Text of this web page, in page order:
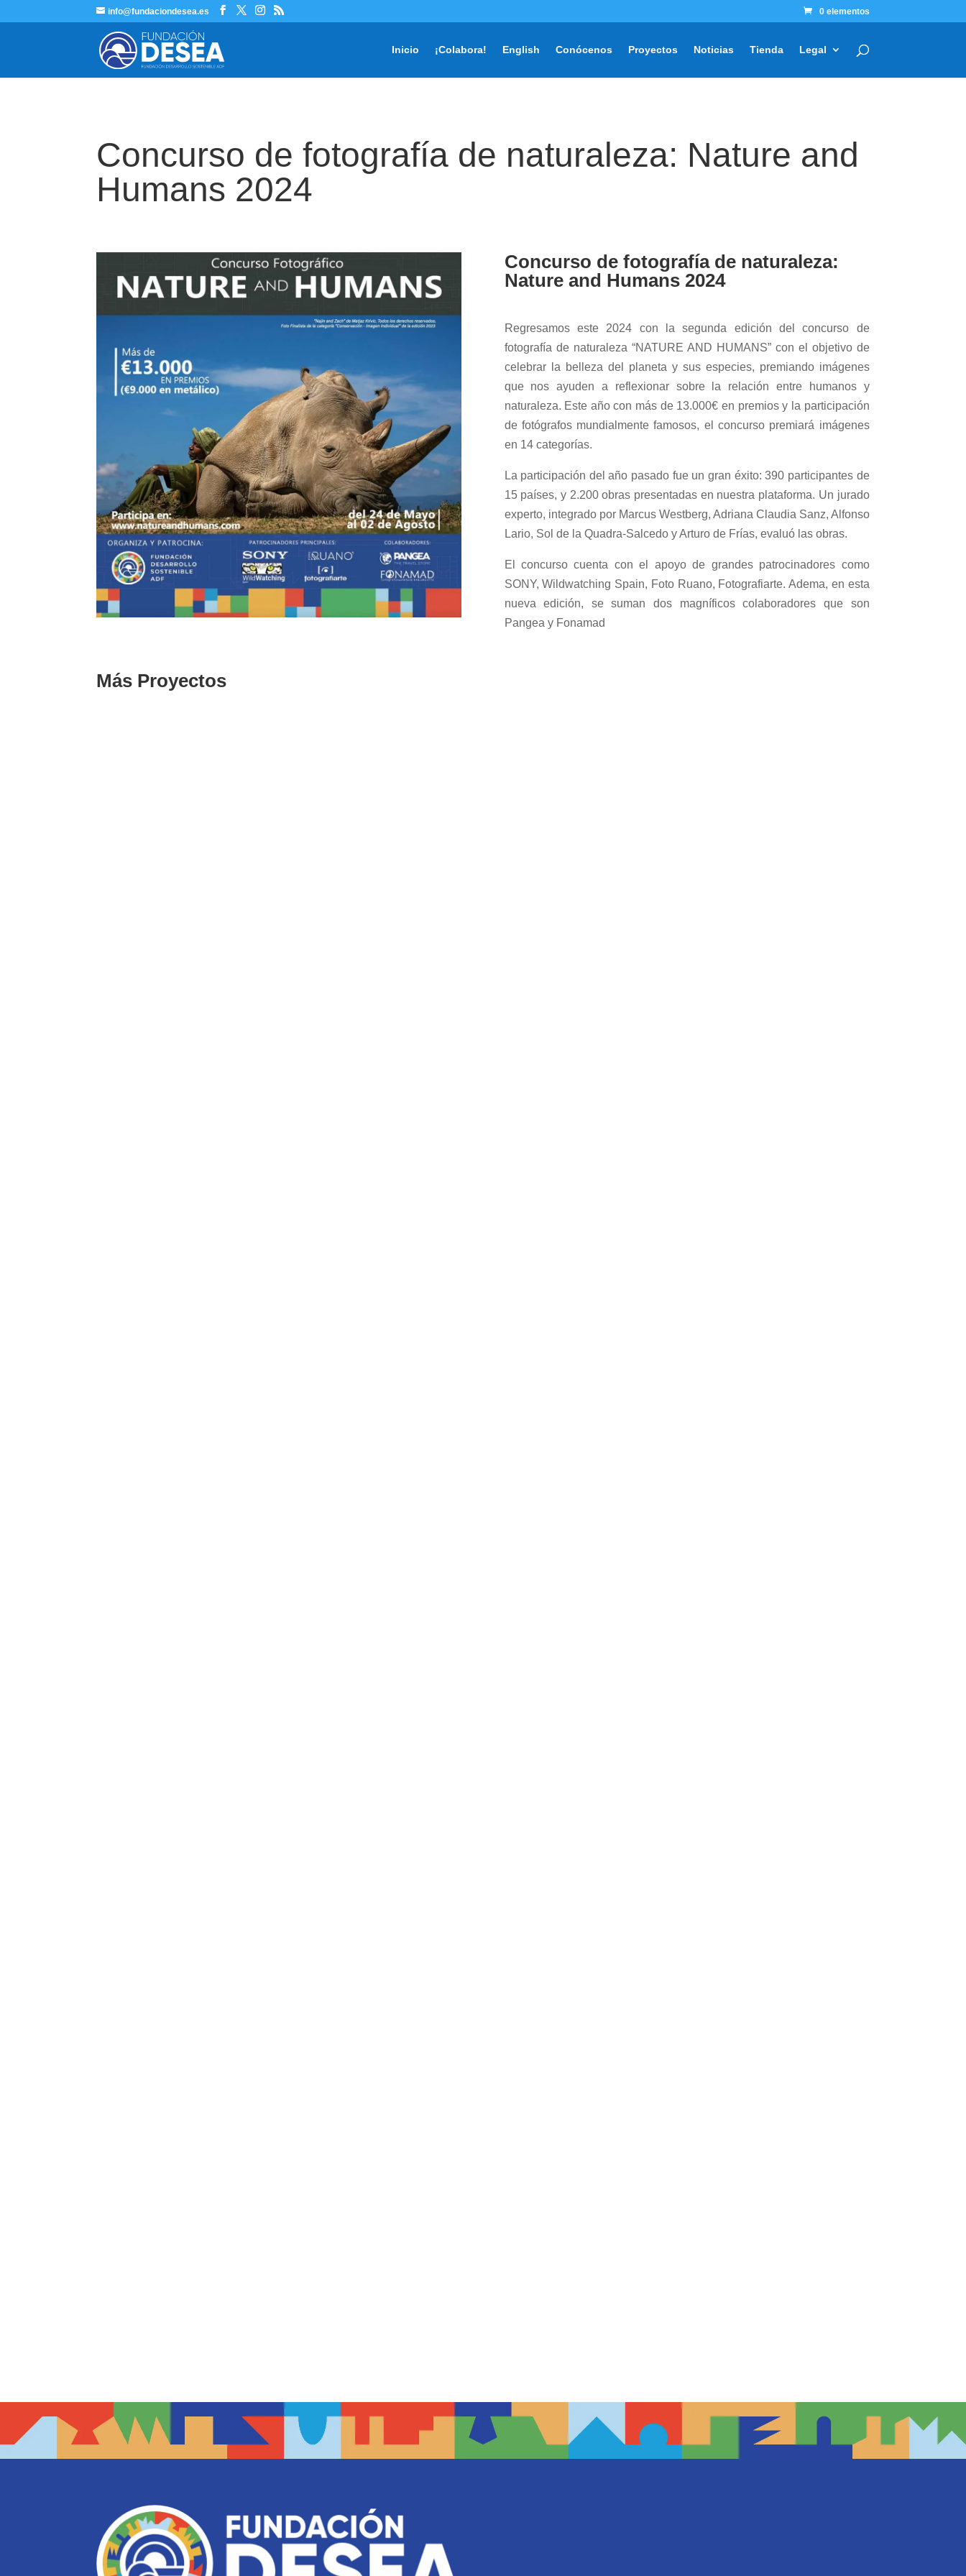
info@fundaciondesea.es 0 elementos
Inicio ¡Colabora! English Conócenos Proyectos Noticias Tienda Legal
Concurso de fotografía de naturaleza: Nature and
Humans 2024
Concurso de fotografía de naturaleza:
Nature and Humans 2024
Regresamos este 2024 con la segunda edición del concurso de
fotografía de naturaleza “NATURE AND HUMANS” con el objetivo de
celebrar la belleza del planeta y sus especies, premiando imágenes
que nos ayuden a reflexionar sobre la relación entre humanos y
naturaleza. Este año con más de 13.000€ en premios y la participación
de fotógrafos mundialmente famosos, el concurso premiará imágenes
en 14 categorías.
La participación del año pasado fue un gran éxito: 390 participantes de
15 países, y 2.200 obras presentadas en nuestra plataforma. Un jurado
experto, integrado por Marcus Westberg, Adriana Claudia Sanz, Alfonso
Lario, Sol de la Quadra-Salcedo y Arturo de Frías, evaluó las obras.
El concurso cuenta con el apoyo de grandes patrocinadores como
SONY, Wildwatching Spain, Foto Ruano, Fotografiarte. Adema, en esta
nueva edición, se suman dos magníficos colaboradores que son
Pangea y Fonamad
Más Proyectos